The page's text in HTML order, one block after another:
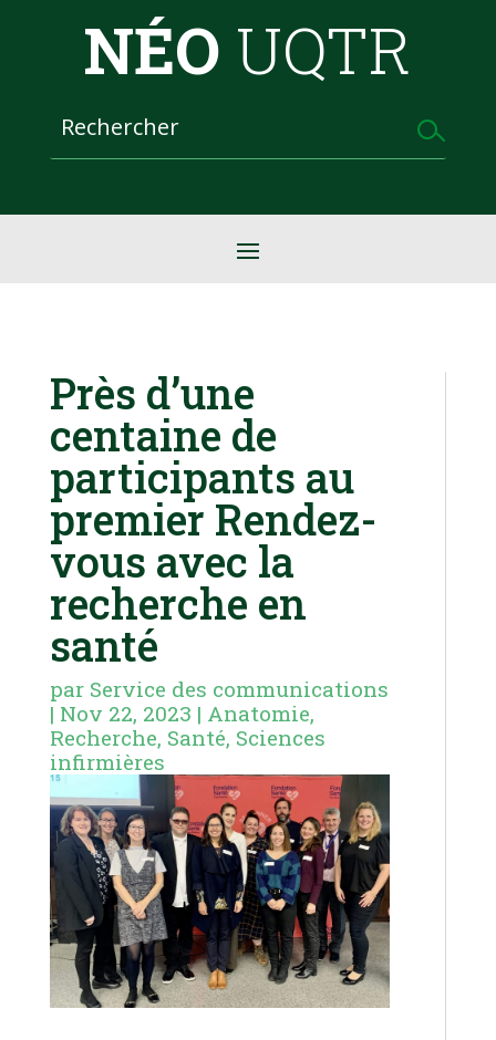
NÉO UQTR
Près d’une
centaine de
participants au
premier Rendez-
vous avec la
recherche en
santé
par Service des communications
| Nov 22, 2023 | Anatomie,
Recherche, Santé, Sciences
infirmières